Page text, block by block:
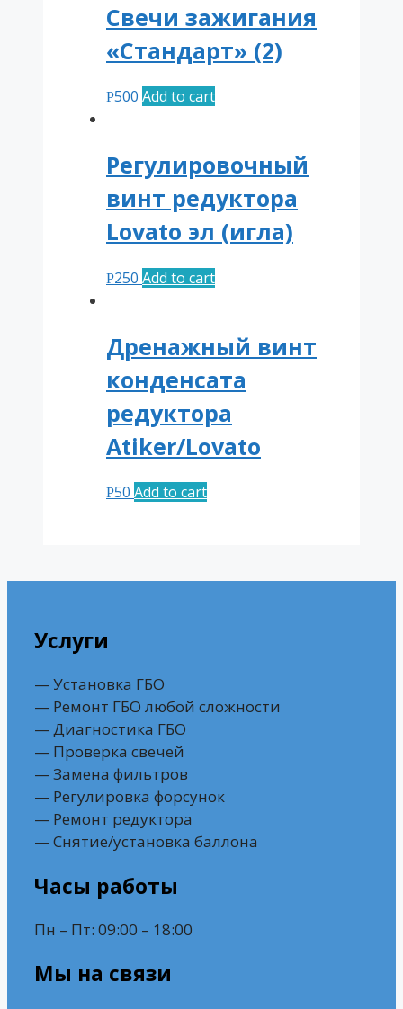
Свечи зажигания
«Стандарт» (2)
Р500 Add to cart
Регулировочный
винт редуктора
Lovato эл (игла)
Р250 Add to cart
Дренажный винт
конденсата
редуктора
Atiker/Lovato
Р50 Add to cart
Услуги
— Установка ГБО
— Ремонт ГБО любой сложности
— Диагностика ГБО
— Проверка свечей
— Замена фильтров
— Регулировка форсунок
— Ремонт редуктора
— Снятие/установка баллона
Часы работы
Пн – Пт: 09:00 – 18:00
Мы на связи